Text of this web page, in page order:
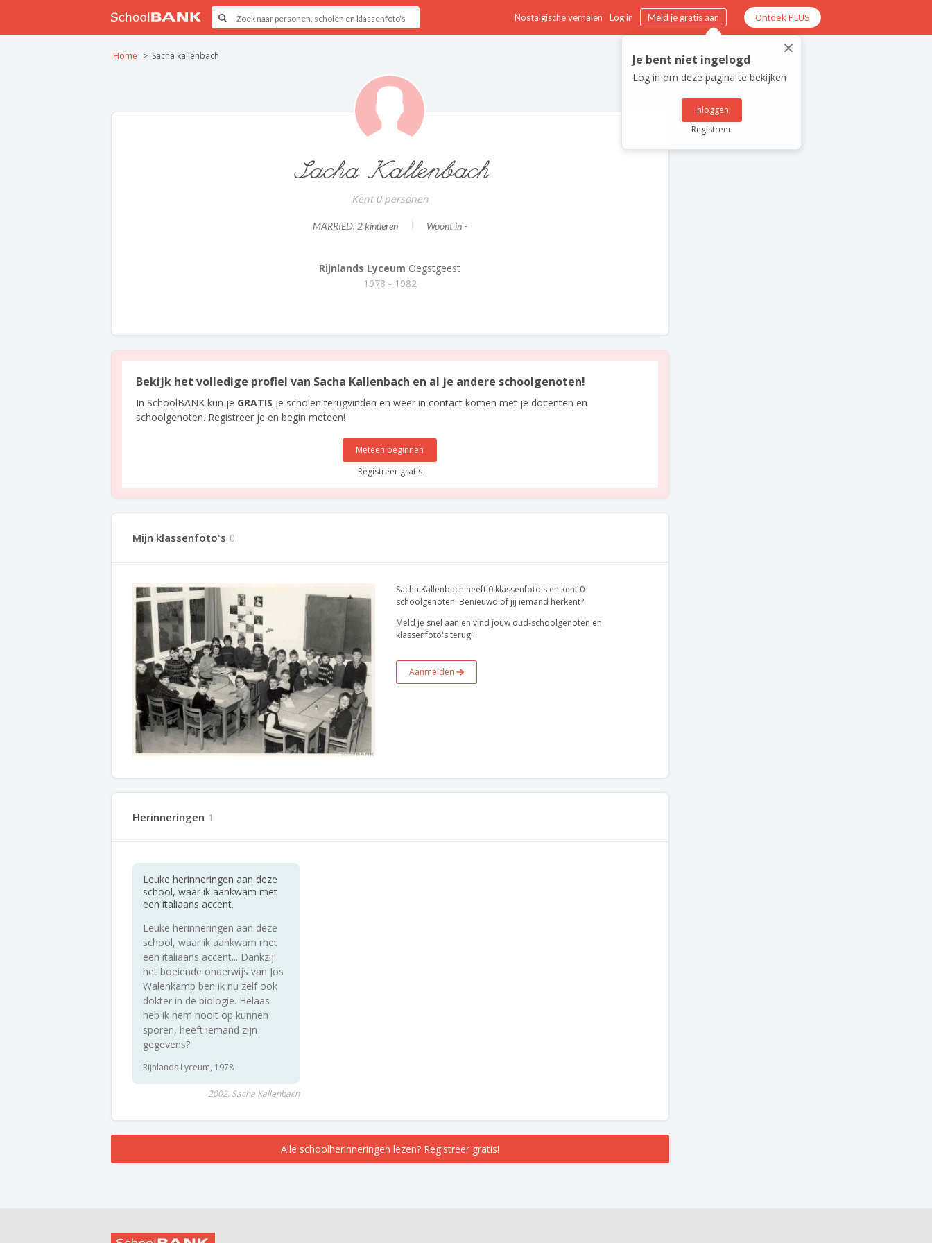
Nostalgische verhalen Log in Meld je gratis aan Ontdek PLUS
×
Je bent niet ingelogd
Log in om deze pagina te bekijken
Inloggen
Registreer
Home Sacha kallenbach
Sacha Kallenbach
Kent 0 personen
MARRIED, 2 kinderen Woont in -
Rijnlands Lyceum Oegstgeest
1978 - 1982
Bekijk het volledige profiel van Sacha Kallenbach en al je andere schoolgenoten!
In SchoolBANK kun je GRATIS je scholen terugvinden en weer in contact komen met je docenten en
schoolgenoten. Registreer je en begin meteen!
Meteen beginnen
Registreer gratis
Mijn klassenfoto's 0
Sacha Kallenbach heeft 0 klassenfoto's en kent 0
schoolgenoten. Benieuwd of jij iemand herkent?
Meld je snel aan en vind jouw oud-schoolgenoten en
klassenfoto's terug!
Aanmelden
Herinneringen 1
Leuke herinneringen aan deze
school, waar ik aankwam met
een italiaans accent.
Leuke herinneringen aan deze
school, waar ik aankwam met
een italiaans accent... Dankzij
het boeiende onderwijs van Jos
Walenkamp ben ik nu zelf ook
dokter in de biologie. Helaas
heb ik hem nooit op kunnen
sporen, heeft iemand zijn
gegevens?
Rijnlands Lyceum, 1978
2002, Sacha Kallenbach
Alle schoolherinneringen lezen? Registreer gratis!